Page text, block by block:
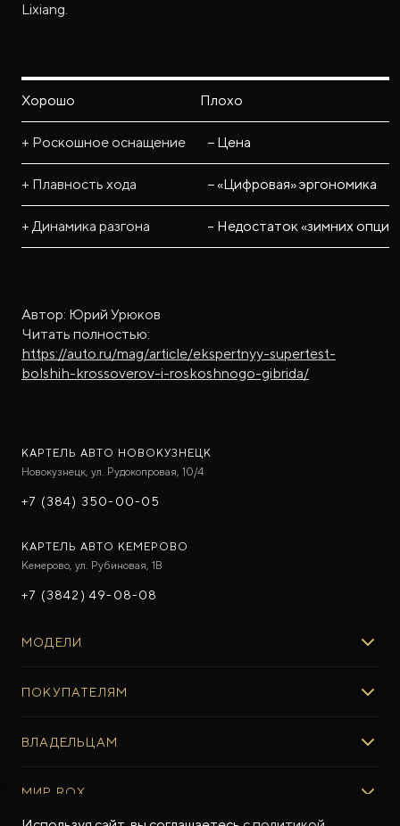
Lixiang.
Хорошо Плохо
+ Роскошное оснащение − Цена
+ Плавность хода − «Цифровая» эргономика
+ Динамика разгона – Недостаток «зимних
Автор: Юрий Урюков
Читать полностью:
https://auto.ru/mag/article/ekspertnyy-supertest-
bolshih-krossoverov-i-roskoshnogo-gibrida/
КАРТЕЛЬ АВТО НОВОКУЗНЕЦК
Новокузнецк, ул. Рудокопровая, 10/4
+7 (384) 350-00-05
КАРТЕЛЬ АВТО КЕМЕРОВО
Кемерово, ул. Рубиновая, 1В
+7 (3842) 49-08-08
МОДЕЛИ
ROX ADAMAS
ПОКУПАТЕЛЯМ
Авто в наличии
Тест-драйв
Специальные предложения
ВЛАДЕЛЬЦАМ
МИР ROX